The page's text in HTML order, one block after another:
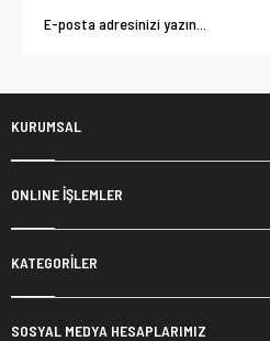
KURUMSAL
ONLINE İŞLEMLER
KATEGORİLER
SOSYAL MEDYA HESAPLARIMIZ